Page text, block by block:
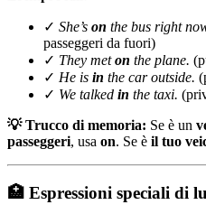
✓ She’s on the bus right
passeggeri da fuori)
✓ They meton the plane.
✓ He is in the car outside.
✓ We talked in the taxi.
💡 Trucco di memoria: Se è un
passeggeri, usa on. Se è il tuo
🏥 Espressioni speciali di